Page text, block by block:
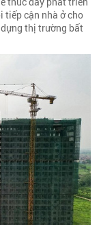
tiếp cận nhà ở cho
thị trường bất